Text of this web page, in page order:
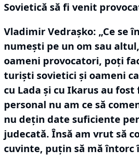
Sovietică să fi venit
Vladimir Vedraşko: „Ce se
numeşti pe un om sau
oameni provocatori, poţi
turişti sovietici şi oameni
cu Lada şi cu Ikarus au
personal nu am ce să
nu deţin date suficiente
judecată. Însă am vrut să
cuvinte, puţin să mă întorc